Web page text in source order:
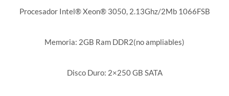
Procesador Intel® Xeon® 3050, 2.13Ghz/2Mb 1066FSB
Memoria: 2GB Ram DDR2(no ampliables)
Disco Duro: 2×250 GB SATA